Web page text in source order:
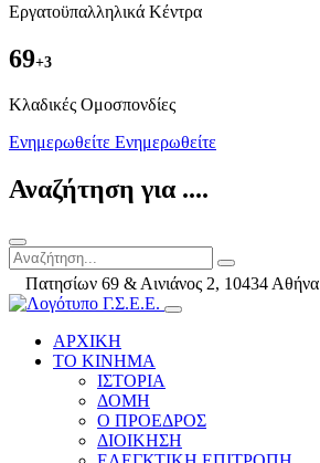
Εργατοϋπαλληλικά Κέντρα
69+3
Kλαδικές Ομοσπονδίες
Ενημερωθείτε Ενημερωθείτε
Αναζήτηση για ....
Πατησίων 69 & Αινιάνος 2, 10434 Αθήνα
ΑΡΧΙΚΗ
ΤΟ ΚΙΝΗΜΑ
ΙΣΤΟΡΙΑ
ΔΟΜΗ
Ο ΠΡΟΕΔΡΟΣ
ΔΙΟΙΚΗΣΗ